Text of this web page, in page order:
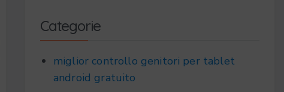
Categorie
miglior controllo genitori per tablet
android gratuito